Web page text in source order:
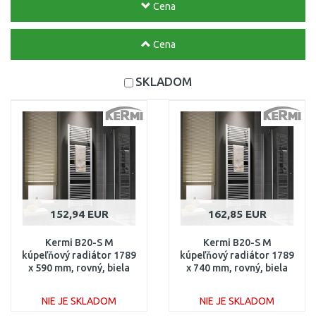
Cena
Cena
SKLADOM
152,94 EUR
Kermi B20-S M
kúpeľňový radiátor 1789
x 590 mm, rovný, biela
NIE JE SKLADOM
162,85 EUR
Kermi B20-S M
kúpeľňový radiátor 1789
x 740 mm, rovný, biela
NIE JE SKLADOM